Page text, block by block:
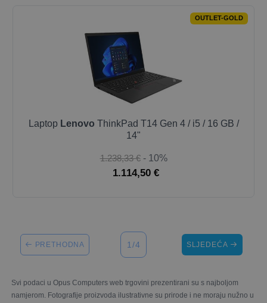
OUTLET-GOLD
Laptop Lenovo ThinkPad T14 Gen 4 / i5 / 16 GB /
14"
1.238,33 € - 10%
1.114,50 €
PRETHODNA 1/4 SLJEDEĆA
Svi podaci u Opus Computers web trgovini prezentirani su s najboljom
namjerom. Fotografije proizvoda ilustrativne su prirode i ne moraju nužno u